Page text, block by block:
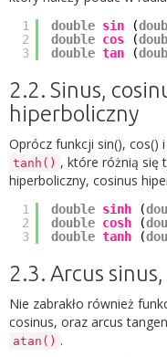
1
2
3
double sin (
double cos (
double tan (
2.2. Sinus,
hiperboliczny
Oprócz funkcji sin(), cos()
tanh() , które różnią się
hiperboliczny, cosinus
1
2
3
double sinh (
double cosh (
double tanh (
2.3. Arcus
Nie zabrakło również
cosinus, oraz arcus
atan() .